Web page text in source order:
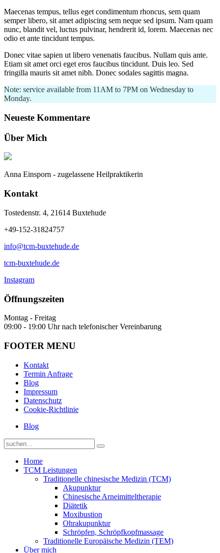
Maecenas tempus, tellus eget condimentum rhoncus, sem quam
semper libero, sit amet adipiscing sem neque sed ipsum. Nam quam
nunc, blandit vel, luctus pulvinar, hendrerit id, lorem. Maecenas nec
odio et ante tincidunt tempus.
Donec vitae sapien ut libero venenatis faucibus. Nullam quis ante.
Etiam sit amet orci eget eros faucibus tincidunt. Duis leo. Sed
fringilla mauris sit amet nibh. Donec sodales sagittis magna.
Note: service available from 11AM to 7PM on Wednesday to
Monday.
Neueste Kommentare
Über Mich
Anna Einsporn - zugelassene Heilpraktikerin
Kontakt
Tostedenstr. 4, 21614 Buxtehude
+49-152-31824757
info@tcm-buxtehude.de
tcm-buxtehude.de
Instagram
Öffnungszeiten
Montag - Freitag
09:00 - 19:00 Uhr nach telefonischer Vereinbarung
FOOTER MENU
Kontakt
Termin Anfrage
Blog
Impressum
Datenschutz
Cookie-Richtlinie
Blog
Home
TCM Leistungen
Traditionelle chinesische Medizin (TCM)
Akupunktur
Chinesische Arneimitteltherapie
Diätetik
Moxibustion
Ohrakupunktur
Schröpfen, Schröpfkopfmassage
Traditionelle Europäische Medizin (TEM)
Über mich